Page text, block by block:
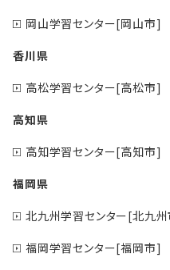
岡山学習センター[岡山市]
香川県
高松学習センター[高松市]
高知県
高知学習センター[高知市]
福岡県
北九州学習センター[北九
福岡学習センター[福岡市]